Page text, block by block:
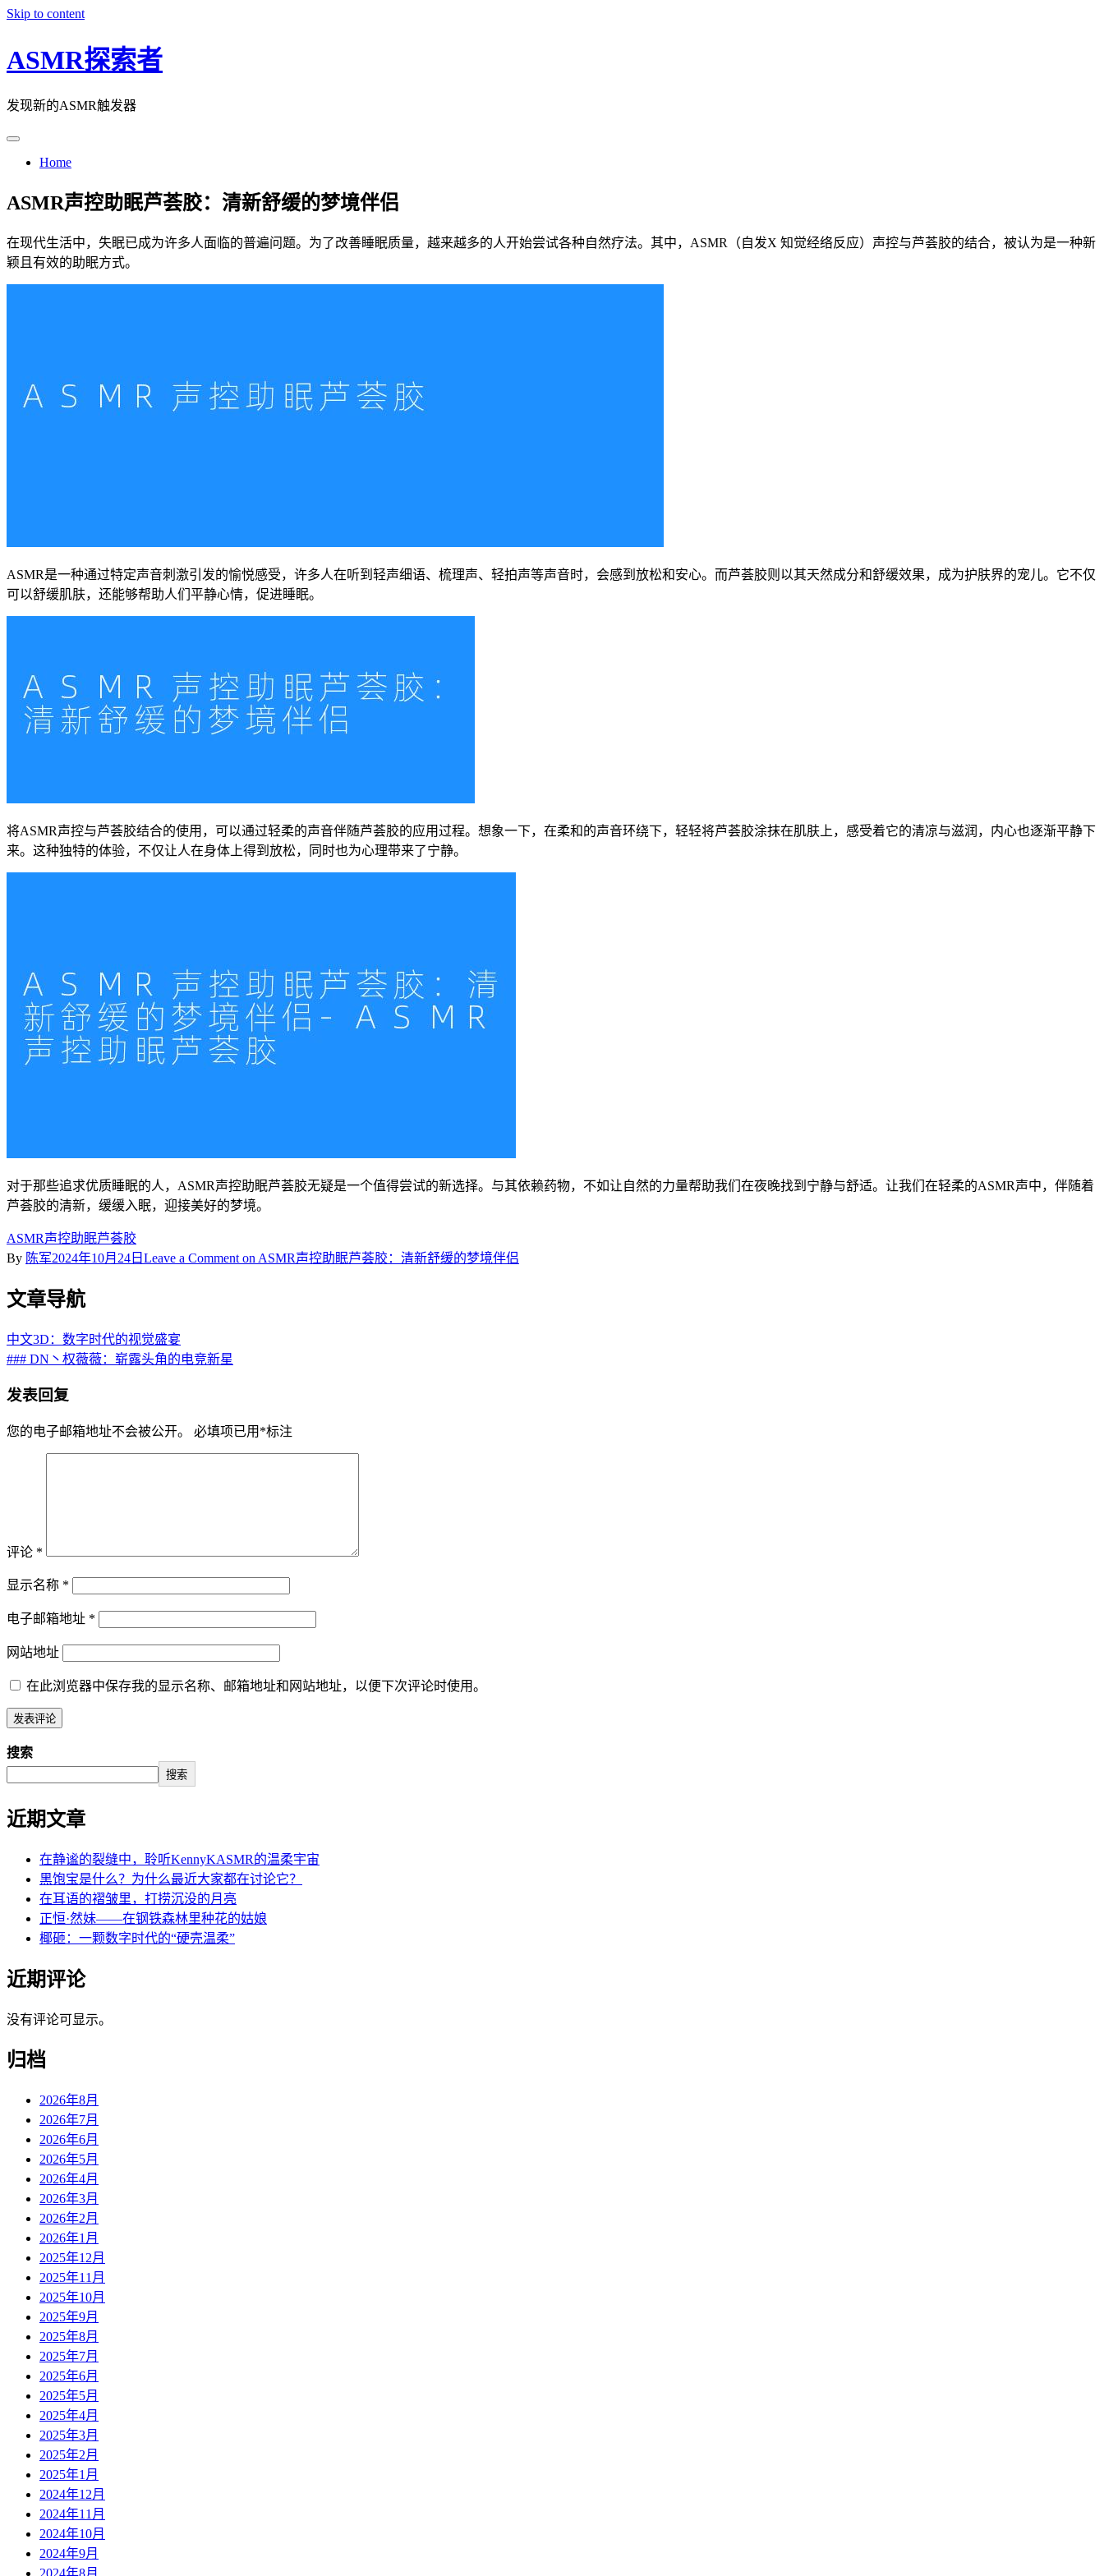
Skip to content
ASMR探索者
发现新的ASMR触发器
Home
ASMR声控助眠芦荟胶：清新舒缓的梦境伴侣
在现代生活中，失眠已成为许多人面临的普遍问题。为了改善睡眠质量，越来越多的人开始尝试各种自然疗法。其中，ASMR（自发X 知觉经络反应）声控与芦荟胶的结合，被认为是一种新
颖且有效的助眠方式。
ASMR是一种通过特定声音刺激引发的愉悦感受，许多人在听到轻声细语、梳理声、轻拍声等声音时，会感到放松和安心。而芦荟胶则以其天然成分和舒缓效果，成为护肤界的宠儿。它不仅
可以舒缓肌肤，还能够帮助人们平静心情，促进睡眠。
将ASMR声控与芦荟胶结合的使用，可以通过轻柔的声音伴随芦荟胶的应用过程。想象一下，在柔和的声音环绕下，轻轻将芦荟胶涂抹在肌肤上，感受着它的清凉与滋润，内心也逐渐平静下
来。这种独特的体验，不仅让人在身体上得到放松，同时也为心理带来了宁静。
对于那些追求优质睡眠的人，ASMR声控助眠芦荟胶无疑是一个值得尝试的新选择。与其依赖药物，不如让自然的力量帮助我们在夜晚找到宁静与舒适。让我们在轻柔的ASMR声中，伴随着
芦荟胶的清新，缓缓入眠，迎接美好的梦境。
ASMR声控助眠芦荟胶
By 陈军2024年10月24日 Leave a Comment on ASMR声控助眠芦荟胶：清新舒缓的梦境伴侣
文章导航
中文3D：数字时代的视觉盛宴
### DN丶权薇薇：崭露头角的电竞新星
发表回复
您的电子邮箱地址不会被公开。 必填项已用 *标注
评论 *
显示名称 *
电子邮箱地址 *
网站地址
在此浏览器中保存我的显示名称、邮箱地址和网站地址，以便下次评论时使用。
搜索
搜索
近期文章
在静谧的裂缝中，聆听KennyKASMR的温柔宇宙
黑饱宝是什么？为什么最近大家都在讨论它？
在耳语的褶皱里，打捞沉没的月亮
正恒·然妹——在钢铁森林里种花的姑娘
椰砸：一颗数字时代的“硬壳温柔”
近期评论
没有评论可显示。
归档
2026年8月
2026年7月
2026年6月
2026年5月
2026年4月
2026年3月
2026年2月
2026年1月
2025年12月
2025年11月
2025年10月
2025年9月
2025年8月
2025年7月
2025年6月
2025年5月
2025年4月
2025年3月
2025年2月
2025年1月
2024年12月
2024年11月
2024年10月
2024年9月